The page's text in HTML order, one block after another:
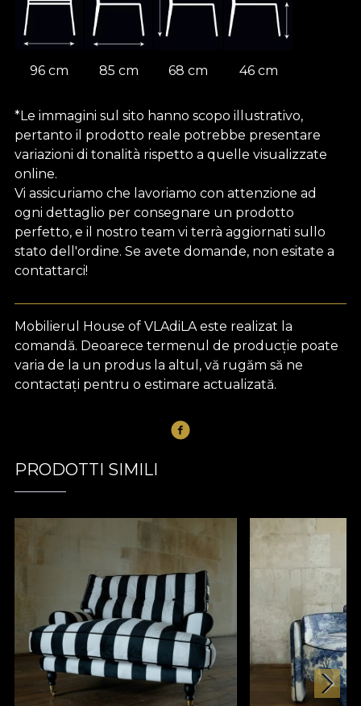
96 cm 85 cm 68 cm 46 cm
*Le immagini sul sito hanno scopo illustrativo,
pertanto il prodotto reale potrebbe presentare
variazioni di tonalità rispetto a quelle visualizzate
online.
Vi assicuriamo che lavoriamo con attenzione ad
ogni dettaglio per consegnare un prodotto
perfetto, e il nostro team vi terrà aggiornati sullo
stato dell'ordine. Se avete domande, non esitate a
contattarci!
Mobilierul House of VLAdiLA este realizat la
comandă. Deoarece termenul de producție poate
varia de la un produs la altul, vă rugăm să ne
contactați pentru o estimare actualizată.
PRODOTTI SIMILI